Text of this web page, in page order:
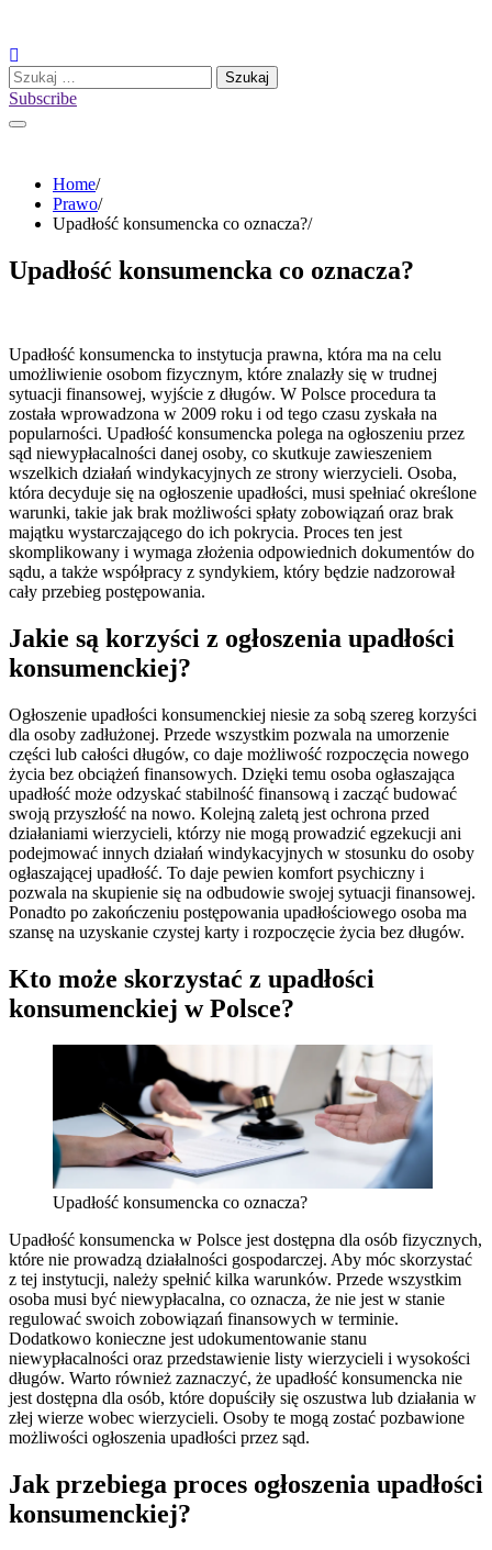
content
Szukaj:
Subscribe
Home
Prawo
Upadłość konsumencka co oznacza?
Upadłość konsumencka co oznacza?
Upadłość konsumencka to instytucja prawna, która ma na celu
umożliwienie osobom fizycznym, które znalazły się w trudnej
sytuacji finansowej, wyjście z długów. W Polsce procedura ta
została wprowadzona w 2009 roku i od tego czasu zyskała na
popularności. Upadłość konsumencka polega na ogłoszeniu przez
sąd niewypłacalności danej osoby, co skutkuje zawieszeniem
wszelkich działań windykacyjnych ze strony wierzycieli. Osoba,
która decyduje się na ogłoszenie upadłości, musi spełniać określone
warunki, takie jak brak możliwości spłaty zobowiązań oraz brak
majątku wystarczającego do ich pokrycia. Proces ten jest
skomplikowany i wymaga złożenia odpowiednich dokumentów do
sądu, a także współpracy z syndykiem, który będzie nadzorował
cały przebieg postępowania.
Jakie są korzyści z ogłoszenia upadłości
konsumenckiej?
Ogłoszenie upadłości konsumenckiej niesie za sobą szereg korzyści
dla osoby zadłużonej. Przede wszystkim pozwala na umorzenie
części lub całości długów, co daje możliwość rozpoczęcia nowego
życia bez obciążeń finansowych. Dzięki temu osoba ogłaszająca
upadłość może odzyskać stabilność finansową i zacząć budować
swoją przyszłość na nowo. Kolejną zaletą jest ochrona przed
działaniami wierzycieli, którzy nie mogą prowadzić egzekucji ani
podejmować innych działań windykacyjnych w stosunku do osoby
ogłaszającej upadłość. To daje pewien komfort psychiczny i
pozwala na skupienie się na odbudowie swojej sytuacji finansowej.
Ponadto po zakończeniu postępowania upadłościowego osoba ma
szansę na uzyskanie czystej karty i rozpoczęcie życia bez długów.
Kto może skorzystać z upadłości
konsumenckiej w Polsce?
Upadłość konsumencka co oznacza?
Upadłość konsumencka w Polsce jest dostępna dla osób fizycznych,
które nie prowadzą działalności gospodarczej. Aby móc skorzystać
z tej instytucji, należy spełnić kilka warunków. Przede wszystkim
osoba musi być niewypłacalna, co oznacza, że nie jest w stanie
regulować swoich zobowiązań finansowych w terminie.
Dodatkowo konieczne jest udokumentowanie stanu
niewypłacalności oraz przedstawienie listy wierzycieli i wysokości
długów. Warto również zaznaczyć, że upadłość konsumencka nie
jest dostępna dla osób, które dopuściły się oszustwa lub działania w
złej wierze wobec wierzycieli. Osoby te mogą zostać pozbawione
możliwości ogłoszenia upadłości przez sąd.
Jak przebiega proces ogłoszenia upadłości
konsumenckiej?